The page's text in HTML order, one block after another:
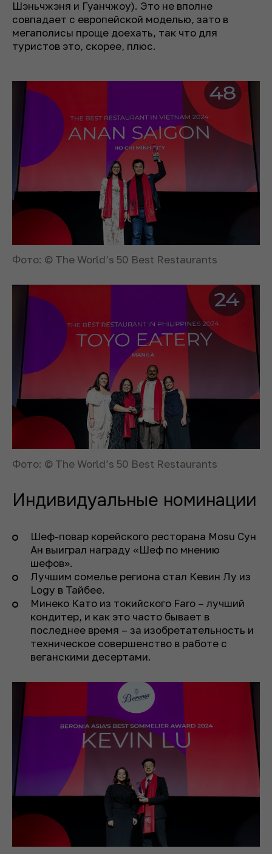
Шэньчжэня и Гуанчжоу). Это не вполне
совпадает с европейской моделью, зато в
мегаполисы проще доехать, так что для
туристов это, скорее, плюс.
Фото: © The World’s 50 Best Restaurants
Фото: © The World’s 50 Best Restaurants
Индивидуальные номинации
Шеф-повар корейского ресторана Mosu Сун
Ан выиграл награду «Шеф по мнению
шефов».
Лучшим сомелье региона стал Кевин Лу из
Logy в Тайбее.
Минеко Като из токийского Faro – лучший
кондитер, и как это часто бывает в
последнее время – за изобретательность и
техническое совершенство в работе с
веганскими десертами.